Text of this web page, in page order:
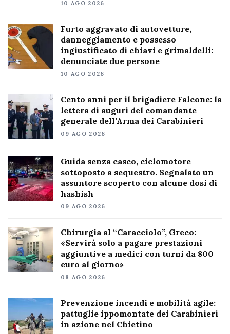
10 AGO 2026
Furto aggravato di autovetture,
danneggiamento e possesso
ingiustificato di chiavi e grimaldelli:
denunciate due persone
10 AGO 2026
Cento anni per il brigadiere Falcone: la
lettera di auguri del comandante
generale dell’Arma dei Carabinieri
09 AGO 2026
Guida senza casco, ciclomotore
sottoposto a sequestro. Segnalato un
assuntore scoperto con alcune dosi di
hashish
09 AGO 2026
Chirurgia al “Caracciolo”, Greco:
«Servirà solo a pagare prestazioni
aggiuntive a medici con turni da 800
euro al giorno»
08 AGO 2026
Prevenzione incendi e mobilità agile:
pattuglie ippomontate dei Carabinieri
in azione nel Chietino